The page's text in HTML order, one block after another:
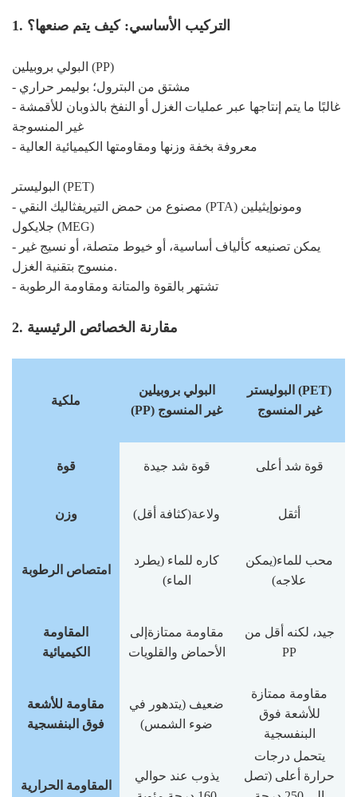
1. التركيب الأساسي: كيف يتم صنعها؟
البولي بروبيلين (PP)
- مشتق من البترول؛ بوليمر حراري
- غالبًا ما يتم إنتاجها عبر عمليات الغزل أو النفخ بالذوبان للأقمشة
غير المنسوجة
- معروفة بخفة وزنها ومقاومتها الكيميائية العالية
البوليستر (PET)
- مصنوع من حمض التيريفثاليك النقي (PTA) ومونوإيثيلين
جلايكول (MEG)
- يمكن تصنيعه كألياف أساسية، أو خيوط متصلة، أو نسيج غير
منسوج بتقنية الغزل.
- تشتهر بالقوة والمتانة ومقاومة الرطوبة
2. مقارنة الخصائص الرئيسية
ملكية
البولي بروبيلين
(PP) غير المنسوج
البوليستر (PET)
غير المنسوج
قوة قوة شد جيدة قوة شد أعلى
وزن ولاعة(كثافة أقل) أثقل
امتصاص الرطوبة
كاره للماء (يطرد
الماء)
محب للماء(يمكن
علاجه)
المقاومة
الكيميائية
مقاومة ممتازة إلى
الأحماض والقلويات
جيد، لكنه أقل من
PP
مقاومة للأشعة
فوق البنفسجية
ضعيف (يتدهور في
ضوء الشمس)
مقاومة ممتازة
للأشعة فوق
البنفسجية
المقاومة الحرارية
يذوب عند حوالي
يتحمل درجات
حرارة أعلى (تصل